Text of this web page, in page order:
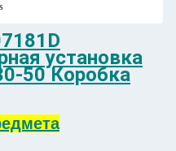
установка
50 Коробка